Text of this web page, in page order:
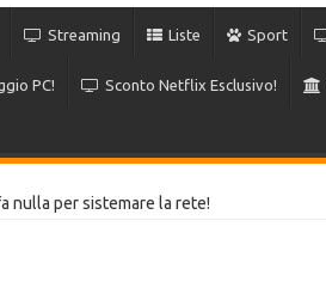
Streaming Liste Sport
PC! Sconto Netflix Esclusivo!
nulla per sistemare la rete!